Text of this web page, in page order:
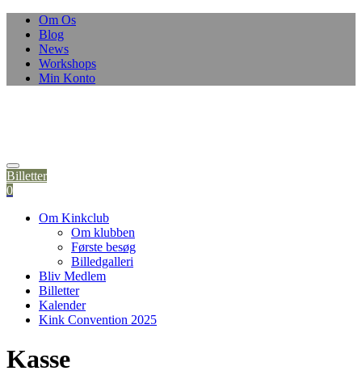
Om Os
Blog
News
Workshops
Min Konto
Billetter
0
Om Kinkclub
Om klubben
Første besøg
Billedgalleri
Bliv Medlem
Billetter
Kalender
Kink Convention 2025
Kasse